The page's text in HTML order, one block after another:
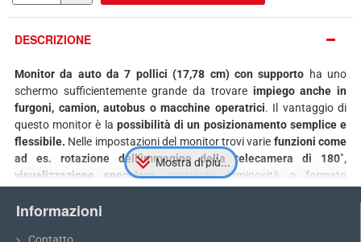
DESCRIZIONE
Monitor da auto da 7 pollici (17,78 cm) con supporto ha uno
schermo sufficientemente grande da trovare impiego anche in
furgoni, camion, autobus o macchine operatrici. Il vantaggio di
questo monitor è la possibilità di un posizionamento semplice e
flessibile. Nelle impostazioni del monitor trovi varie funzioni come
ad es. rotazione dell’immagine della telecamera di 180˚,
visualizzazione speculare,contrasto, luminosità o formato
grazie ai due ingressi video
Informazioni